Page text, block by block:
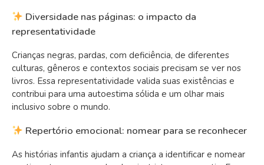
Diversidade nas páginas: o impacto da
representatividade
Crianças negras, pardas, com deficiência, de diferentes
culturas, gêneros e contextos sociais precisam se ver nos
livros. Essa representatividade valida suas existências e
contribui para uma autoestima sólida e um olhar mais
inclusivo sobre o mundo.
Repertório emocional: nomear para se reconhecer
As histórias infantis ajudam a criança a identificar e nomear